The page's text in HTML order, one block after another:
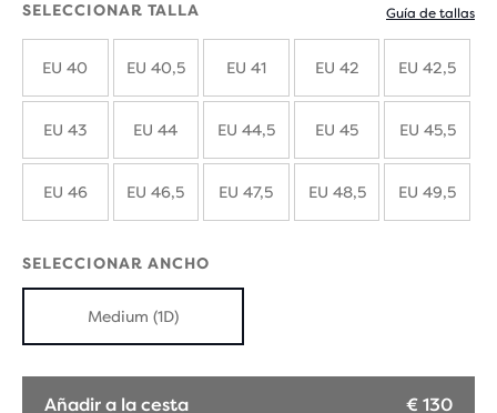
nuevos
colores
SELECCIONAR TALLA Guía de tallas
EU 40 EU 40,5 EU 41 EU 42 EU 42,5
EU 43 EU 44 EU 44,5 EU 45 EU 45,5
EU 46 EU 46,5 EU 47,5 EU 48,5 EU 49,5
SELECCIONAR ANCHO
Medium (1D)
Añadir a la cesta € 130